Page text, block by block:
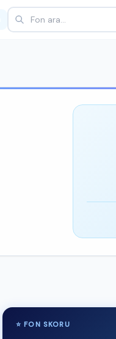
⭐ FON SKORU